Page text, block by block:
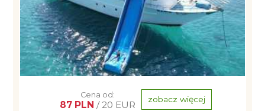
Cena od:
87 PLN / 20 EUR zobacz więcej